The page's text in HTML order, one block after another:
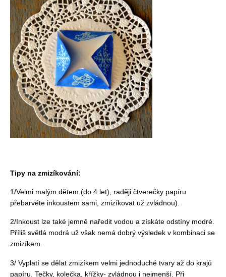
Tipy na zmizíkování:
1/Velmi malým dětem (do 4 let), raději čtverečky papíru
přebarvěte inkoustem sami, zmizíkovat už zvládnou).
2/Inkoust lze také jemně naředit vodou a získáte odstíny modré.
Příliš světlá modrá už však nemá dobrý výsledek v kombinaci se
zmizíkem.
3/ Vyplatí se dělat zmizíkem velmi jednoduché tvary až do krajů
papíru. Tečky, kolečka, křížky- zvládnou i nejmenší. Při